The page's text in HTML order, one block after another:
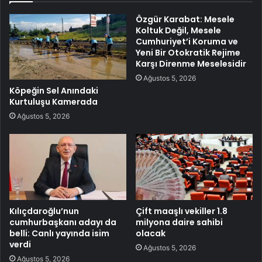
Köpeğin Sel Anındaki
Kurtuluşu Kamerada
Ağustos 5, 2026
Özgür Karabat: Mesele
Koltuk Değil, Mesele
Cumhuriyet’i Koruma ve
Yeni Bir Otokratik Rejime
Karşı Direnme Meselesidir
Ağustos 5, 2026
Kılıçdaroğlu’nun
cumhurbaşkanı adayı da
belli: Canlı yayında isim
verdi
Ağustos 5, 2026
Çift maaşlı vekiller 1.8
milyona daire sahibi
olacak
Ağustos 5, 2026